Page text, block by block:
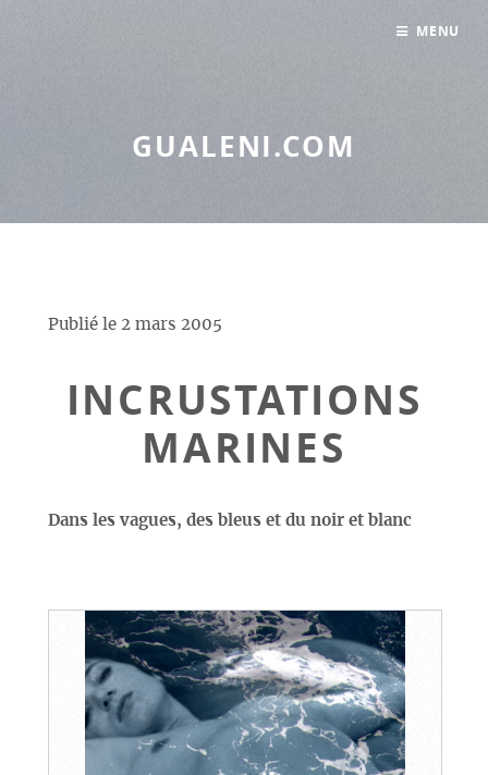
GUALENI.COM
Publié le 2 mars 2005
INCRUSTATIONS
MARINES
Dans les vagues, des bleus et du noir et blanc
MENU